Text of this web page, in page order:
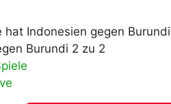
Tabelle
hat Indonesien gegen
Burundi 2 zu 2